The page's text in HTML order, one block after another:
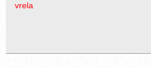
vrela